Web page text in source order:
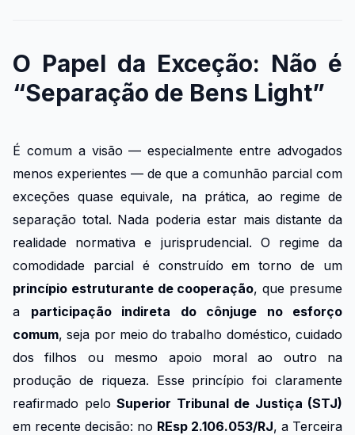
O Papel da Exceção: Não é
“Separação de Bens Light”
É comum a visão — especialmente entre advogados
menos experientes — de que a comunhão parcial com
exceções quase equivale, na prática, ao regime de
separação total. Nada poderia estar mais distante da
realidade normativa e jurisprudencial. O regime da
comodidade parcial é construído em torno de um
princípio estruturante de cooperação, que presume
a participação indireta do cônjuge no esforço
comum, seja por meio do trabalho doméstico, cuidado
dos filhos ou mesmo apoio moral ao outro na
produção de riqueza. Esse princípio foi claramente
reafirmado pelo Superior Tribunal de Justiça (STJ)
em recente decisão: no REsp 2.106.053/RJ, a Terceira